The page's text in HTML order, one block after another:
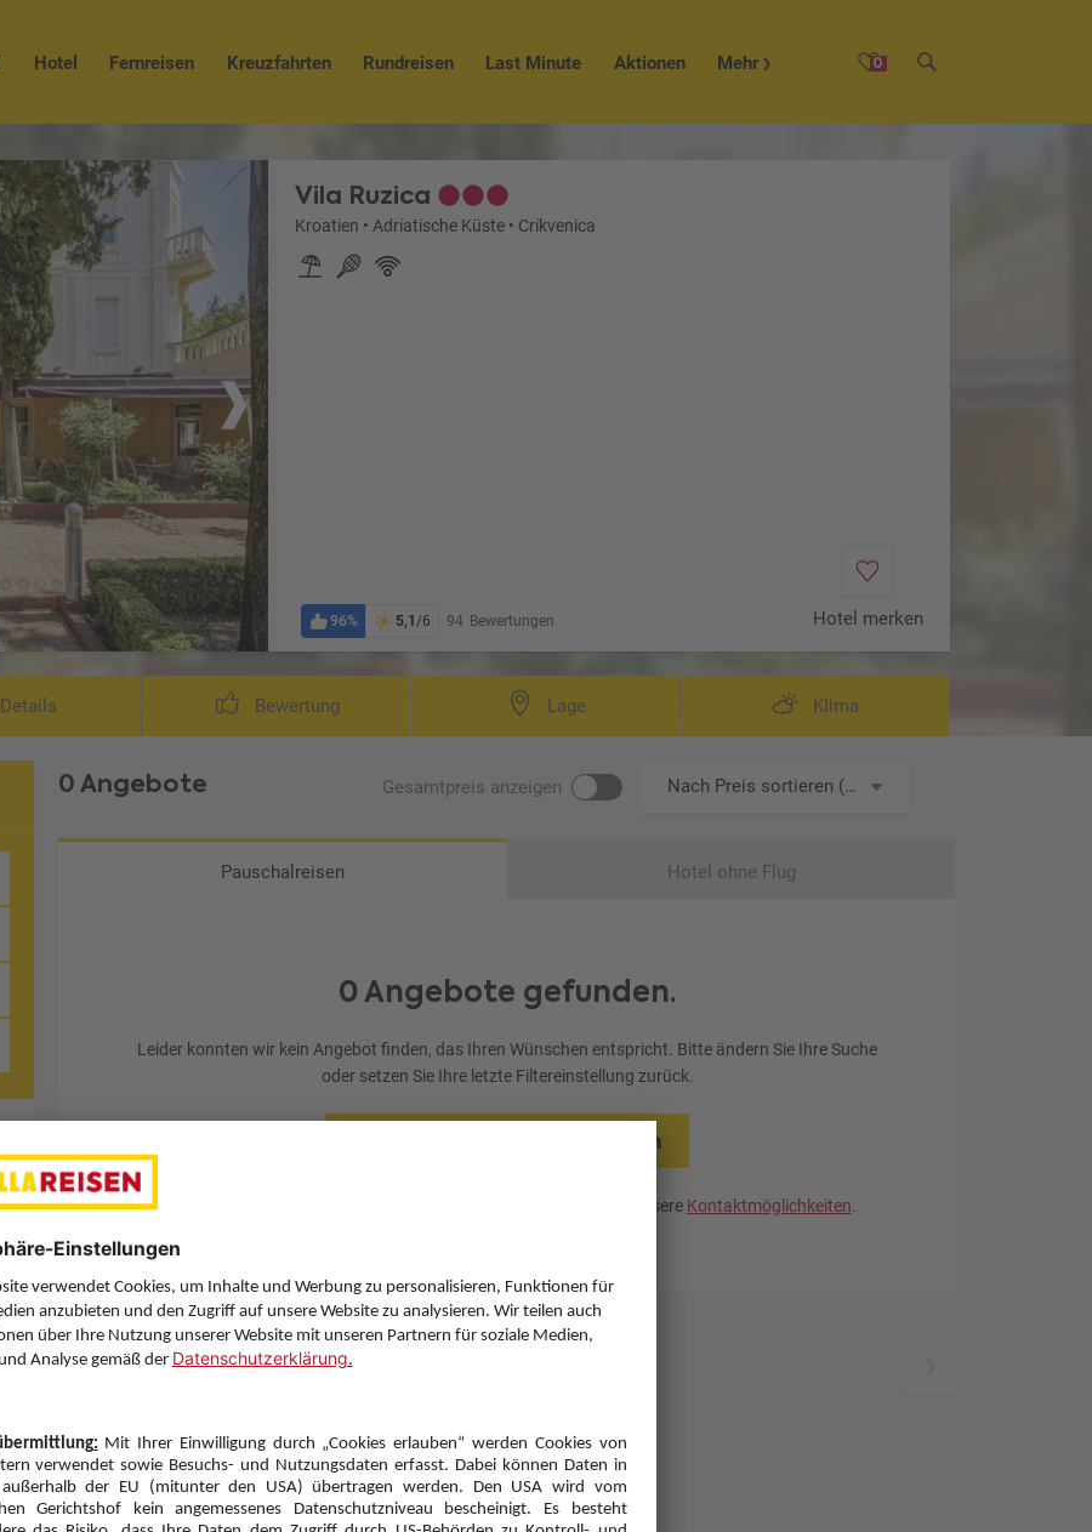
0
Hotel Fernreisen Kreuzfahrten Rundreisen Last Minute Aktionen Mehr
Vila Ruzica
Kroatien • Adriatische Küste • Crikvenica
96% 5,1/6 94 Bewertungen Hotel merken
Details Bewertung Lage Klima
0 Angebote Gesamtpreis anzeigen Nach Preis sortieren (aufsteigend)
Pauschalreisen Hotel ohne Flug
0 Angebote gefunden.
Leider konnten wir kein Angebot finden, das Ihren Wünschen entspricht. Bitte ändern Sie Ihre Suche
oder setzen Sie Ihre letzte Filtereinstellung zurück.
Letzten Filter zurücksetzen
Sie haben eine Frage? Wir helfen Ihnen gerne weiter. Nutzen Sie unsere Kontaktmöglichkeiten.